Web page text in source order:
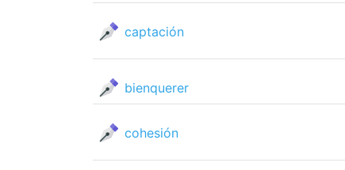
captación
bienquerer
cohesión